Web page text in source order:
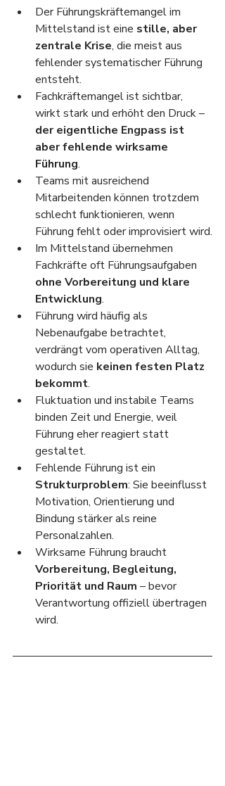
Der Führungskräftemangel im
Mittelstand ist eine stille, aber
zentrale Krise, die meist aus
fehlender systematischer Führung
entsteht.
Fachkräftemangel ist sichtbar,
wirkt stark und erhöht den Druck –
der eigentliche Engpass ist
aber fehlende wirksame
Führung.
Teams mit ausreichend
Mitarbeitenden können trotzdem
schlecht funktionieren, wenn
Führung fehlt oder improvisiert wird.
Im Mittelstand übernehmen
Fachkräfte oft Führungsaufgaben
ohne Vorbereitung und klare
Entwicklung.
Führung wird häufig als
Nebenaufgabe betrachtet,
verdrängt vom operativen Alltag,
wodurch sie keinen festen Platz
bekommt.
Fluktuation und instabile Teams
binden Zeit und Energie, weil
Führung eher reagiert statt
gestaltet.
Fehlende Führung ist ein
Strukturproblem: Sie beeinflusst
Motivation, Orientierung und
Bindung stärker als reine
Personalzahlen.
Wirksame Führung braucht
Vorbereitung, Begleitung,
Priorität und Raum – bevor
Verantwortung offiziell übertragen
wird.